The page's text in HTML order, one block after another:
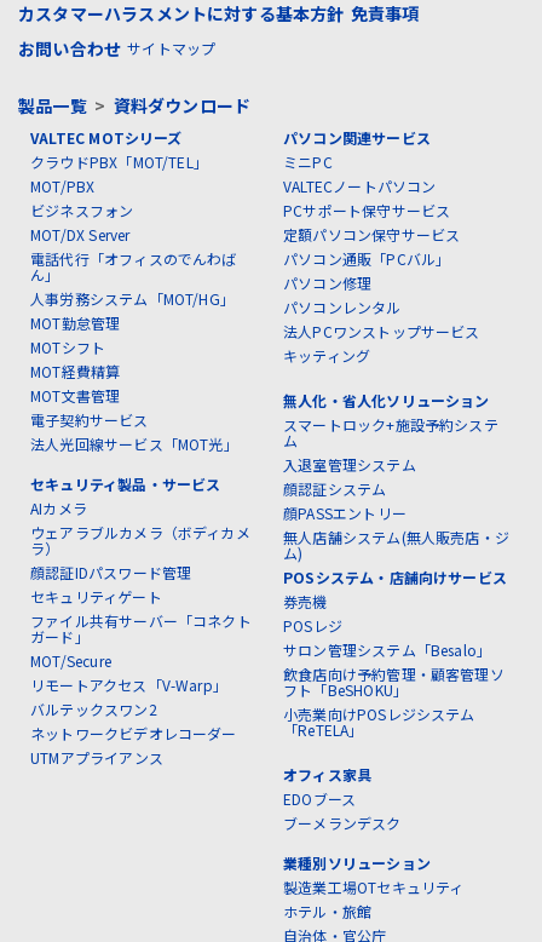
カスタマーハラスメントに対する基本方針 免責事項
お問い合わせ サイトマップ
製品一覧> 資料ダウンロード
VALTEC MOTシリーズ
クラウドPBX「MOT/TEL」
MOT/PBX
ビジネスフォン
MOT/DX Server
電話代行「オフィスのでんわば
ん」
人事労務システム「MOT/HG」
MOT勤怠管理
MOTシフト
MOT経費精算
MOT文書管理
電子契約サービス
法人光回線サービス「MOT光」
セキュリティ製品・サービス
AIカメラ
ウェアラブルカメラ（ボディカメ
ラ）
顔認証IDパスワード管理
セキュリティゲート
ファイル共有サーバー「コネクト
ガード」
MOT/Secure
リモートアクセス「V-Warp」
バルテックスワン2
ネットワークビデオレコーダー
UTMアプライアンス
パソコン関連サービス
ミニPC
VALTECノートパソコン
PCサポート保守サービス
定額パソコン保守サービス
パソコン通販「PCバル」
パソコン修理
パソコンレンタル
法人PCワンストップサービス
キッティング
無人化・省人化ソリューション
スマートロック+施設予約システ
ム
入退室管理システム
顔認証システム
顔PASSエントリー
無人店舗システム(無人販売店・ジ
ム)
POSシステム・店舗向けサービス
券売機
POSレジ
サロン管理システム「Besalo」
飲食店向け予約管理・顧客管理ソ
フト「BeSHOKU」
小売業向けPOSレジシステム
「ReTELA」
オフィス家具
EDOブース
ブーメランデスク
業種別ソリューション
製造業工場OTセキュリティ
ホテル・旅館
自治体・官公庁